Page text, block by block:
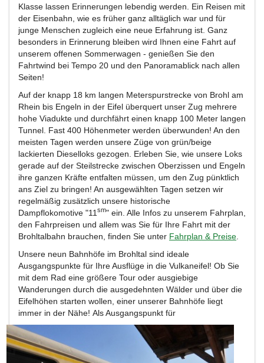
Klasse lassen Erinnerungen lebendig werden. Ein Reisen mit
der Eisenbahn, wie es früher ganz alltäglich war und für
junge Menschen zugleich eine neue Erfahrung ist. Ganz
besonders in Erinnerung bleiben wird Ihnen eine Fahrt auf
unserem offenen Sommerwagen - genießen Sie den
Fahrtwind bei Tempo 20 und den Panoramablick nach allen
Seiten!
Auf der knapp 18 km langen Meterspurstrecke von Brohl am
Rhein bis Engeln in der Eifel überquert unser Zug mehrere
hohe Viadukte und durchfährt einen knapp 100 Meter langen
Tunnel. Fast 400 Höhenmeter werden überwunden! An den
meisten Tagen werden unsere Züge von grün/beige
lackierten Dieselloks gezogen. Erleben Sie, wie unsere Loks
gerade auf der Steilstrecke zwischen Oberzissen und Engeln
ihre ganzen Kräfte entfalten müssen, um den Zug pünktlich
ans Ziel zu bringen! An ausgewählten Tagen setzen wir
regelmäßig zusätzlich unsere historische
Dampflokomotive "11 sm" ein. Alle Infos zu unserem Fahrplan,
den Fahrpreisen und allem was Sie für Ihre Fahrt mit der
Brohltalbahn brauchen, finden Sie unter Fahrplan & Preise
Unsere neun Bahnhöfe im Brohltal sind ideale
Ausgangspunkte für Ihre Ausflüge in die Vulkaneifel! Ob Sie
mit dem Rad eine größere Tour oder ausgiebige
Wanderungen durch die ausgedehnten Wälder und über die
Eifelhöhen starten wollen, einer unserer Bahnhöfe liegt
immer in der Nähe! Als Ausgangspunkt für